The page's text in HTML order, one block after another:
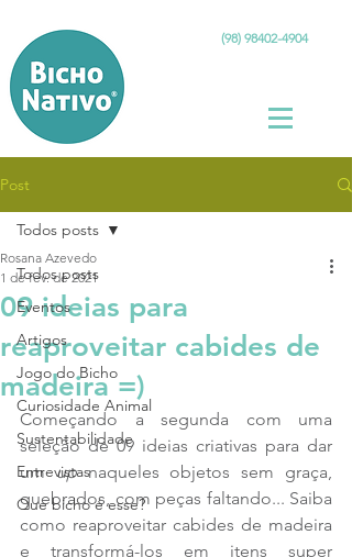
(98) 98402-4904
Post
Todos posts
Eventos
Artigos
Jogo do Bicho
Curiosidade Animal
Sustentabilidade
Entrevistas
Que bicho é esse?
Todos posts
09 ideias para
reaproveitar cabides de
madeira =)
Rosana Azevedo
1 de fev. de 2021
Começando a segunda com uma
seleção de 09 ideias criativas para dar
um up naqueles objetos sem graça,
quebrados, com peças faltando... Saiba
como reaproveitar cabides de madeira
e transformá-los em itens super